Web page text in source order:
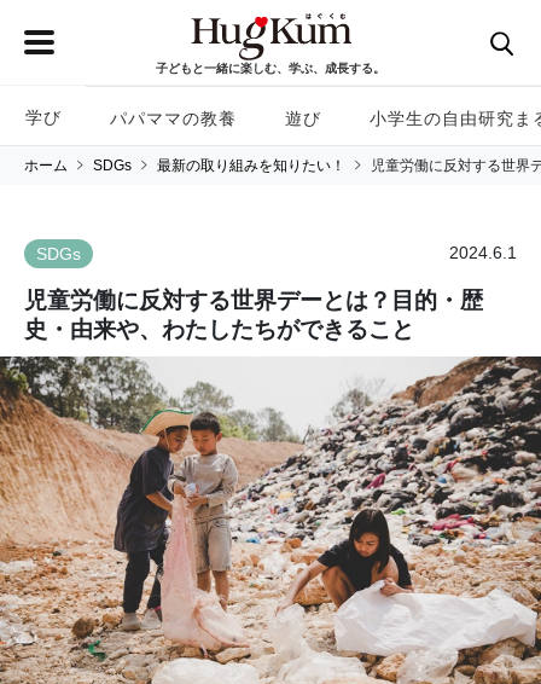
子どもと一緒に楽しむ、学ぶ、成長する。
学び パパママの教養 遊び 小学生の自由研究ま
ホーム SDGs 最新の取り組みを知りたい！ 児童労働に反対する世界
SDGs 2024.6.1
児童労働に反対する世界デーとは？目的・歴
史・由来や、わたしたちができること